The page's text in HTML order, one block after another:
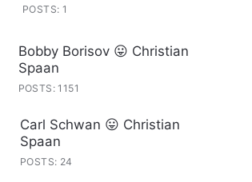
POSTS: 1
Bobby Borisov 😛 Christian
Spaan
POSTS: 1151
Carl Schwan 😛 Christian
Spaan
POSTS: 24